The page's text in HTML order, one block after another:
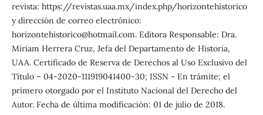
revista: https://revistas.uaa.mx/index.php/horizontehistorico
y dirección de correo electrónico:
horizontehistorico@hotmail.com. Editora Responsable: Dra.
Miriam Herrera Cruz, Jefa del Departamento de Historia,
UAA. Certificado de Reserva de Derechos al Uso Exclusivo del
Título – 04-2020-111919041400-30; ISSN - En trámite; el
primero otorgado por el Instituto Nacional del Derecho del
Autor. Fecha de última modificación: 01 de julio de 2018.